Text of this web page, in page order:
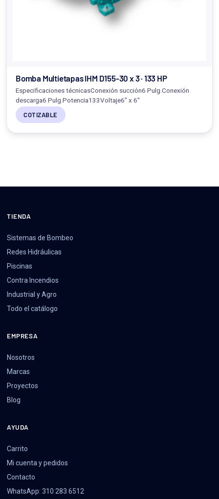
Bomba Multietapas IHM D155-30 x 3 · 133 HP
Especificaciones técnicasConexión succión6 Pulg.Conexión
descarga6 Pulg.Potencia133Voltaje6" x 6"
COTIZABLE
TIENDA
Sistemas de Bombeo
Redes Hidráulicas
Piscinas
Contra Incendios
Industrial y Agro
Todo el catálogo
EMPRESA
Nosotros
Marcas
Proyectos
Blog
AYUDA
Carrito
Mi cuenta y pedidos
Contacto
WhatsApp: 310 283 6512